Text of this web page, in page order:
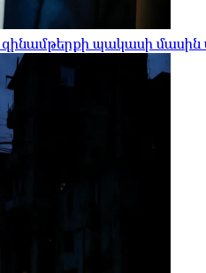
պակասի մասին